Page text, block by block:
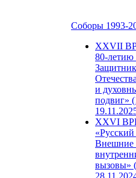
Соборы 1993-
ХХVII
80-
и
подвиг»
XXVI
Внешние
вызовы»